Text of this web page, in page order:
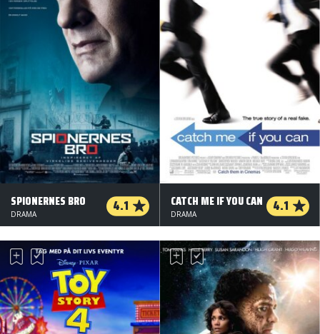
SPIONERNES BRO 4.1
DRAMA
CATCH ME IF YOU CAN 4.1
DRAMA